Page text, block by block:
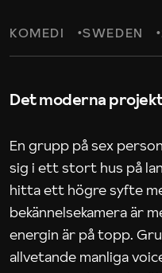
KOMEDI SWEDEN
Det moderna
En grupp på sex
sig i ett stort hus på
hitta ett högre syfte
bekännelsekamera är
energin är på topp.
allvetande manliga